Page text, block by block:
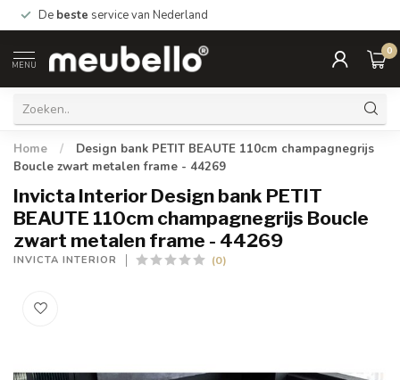
De beste service van Nederland
MENU
0
Home /
Design bank PETIT BEAUTE 110cm champagnegrijs
Boucle zwart metalen frame - 44269
Invicta Interior Design bank PETIT
BEAUTE 110cm champagnegrijs Boucle
zwart metalen frame - 44269
INVICTA INTERIOR (0)